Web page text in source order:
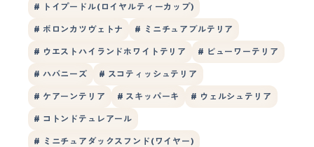
# トイプードル(ロイヤルティーカップ)
# ボロンカツヴェトナ # ミニチュアブルテリア
# ウエストハイランドホワイトテリア # ビューワーテリア
# ハバニーズ # スコティッシュテリア
# ケアーンテリア # スキッパーキ # ウェルシュテリア
# コトンドテュレアール
# ミニチュアダックスフンド(ワイヤー)